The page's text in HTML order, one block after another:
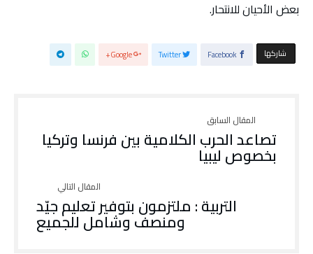
بعض الأحيان للانتحار.
‫‫ شاركها‬ Facebook
Twitter
Google+
تصاعد الحرب الكلامية بين فرنسا وتركيا
بخصوص ليبيا
التربية : ملتزمون بتوفير تعليم جيّد
ومنصف وشامل للجميع